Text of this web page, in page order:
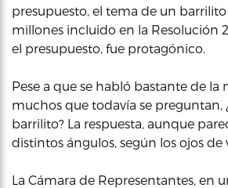
presupuesto, el tema de un
millones incluido en la Resolución
el presupuesto, fue protagónico.
Pese a que se habló bastante de la
muchos que todavía se preguntan,
barrilito? La respuesta, aunque
distintos ángulos, según los ojos de
La Cámara de Representantes, en